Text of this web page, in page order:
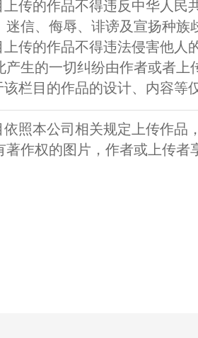
传的作品不得违反中华人民
迷信、侮辱、诽谤及宣扬种族
传的作品不得违法侵害他人
产生的一切纠纷由作者或者上
栏目的作品的设计、内容等
照本公司相关规定上传作品
著作权的图片，作者或上传者